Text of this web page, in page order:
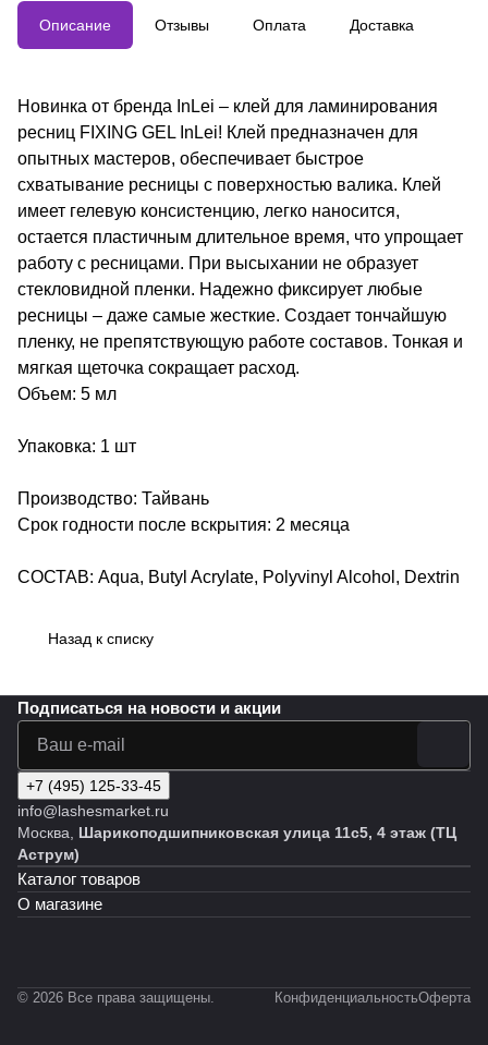
Описание Отзывы Оплата Доставка
Новинка от бренда InLei – клей для ламинирования
ресниц FIXING GEL InLei! Клей предназначен для
опытных мастеров, обеспечивает быстрое
схватывание ресницы с поверхностью валика. Клей
имеет гелевую консистенцию, легко наносится,
остается пластичным длительное время, что упрощает
работу с ресницами. При высыхании не образует
стекловидной пленки. Надежно фиксирует любые
ресницы – даже самые жесткие. Создает тончайшую
пленку, не препятствующую работе составов. Тонкая и
мягкая щеточка сокращает расход.
Объем: 5 мл
Упаковка: 1 шт
Производство: Тайвань
Срок годности после вскрытия: 2 месяца
СОСТАВ: Aqua, Butyl Acrylate, Polyvinyl Alcohol, Dextrin
Назад к списку
Подписаться на новости и акции
+7 (495) 125-33-45
info@lashesmarket.ru
Москва, Шарикоподшипниковская улица 11с5, 4 этаж (ТЦ
Аструм)
Каталог товаров
О магазине
© 2026 Все права защищены. КонфиденциальностьОферта